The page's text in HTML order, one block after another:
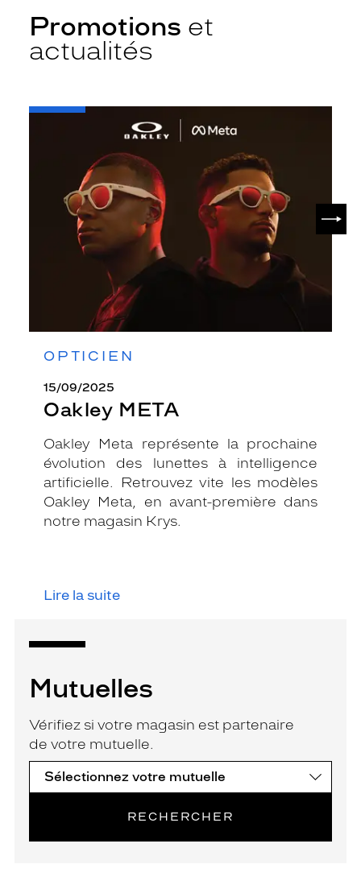
Promotions et
actualités
OPTICIEN
15/09/2025
Oakley META
Oakley Meta représente la prochaine
évolution des lunettes à intelligence
artificielle. Retrouvez vite les modèles
Oakley Meta, en avant-première dans
notre magasin Krys.
Lire la suite
-
Mutuelles
Vérifiez si votre magasin est partenaire
de votre mutuelle.
RECHERCHER